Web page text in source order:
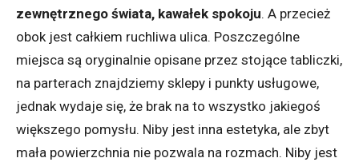
zewnętrznego świata, kawałek spokoju. A przecież
obok jest całkiem ruchliwa ulica. Poszczególne
miejsca są oryginalnie opisane przez stojące tabliczki,
na parterach znajdziemy sklepy i punkty usługowe,
jednak wydaje się, że brak na to wszystko jakiegoś
większego pomysłu. Niby jest inna estetyka, ale zbyt
mała powierzchnia nie pozwala na rozmach. Niby jest